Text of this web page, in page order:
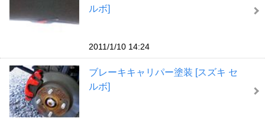
ルボ]
2011/1/10 14:24
ブレーキキャリパー塗装 [スズキ セ
ルボ]